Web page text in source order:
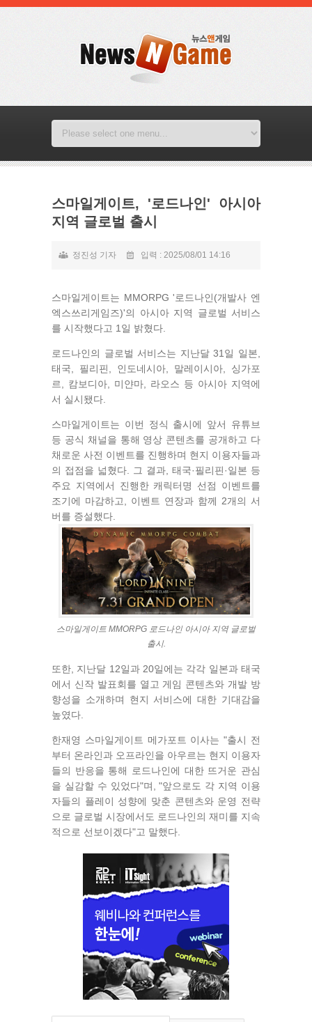
스마일게이트, '로드나인' 아시아
지역 글로벌 출시
정진성 기자 입력 : 2025/08/01 14:16
스마일게이트는 MMORPG '로드나인(개발사 엔
엑스쓰리게임즈)'의 아시아 지역 글로벌 서비스
를 시작했다고 1일 밝혔다.
로드나인의 글로벌 서비스는 지난달 31일 일본,
태국, 필리핀, 인도네시아, 말레이시아, 싱가포
르, 캄보디아, 미얀마, 라오스 등 아시아 지역에
서 실시됐다.
스마일게이트는 이번 정식 출시에 앞서 유튜브
등 공식 채널을 통해 영상 콘텐츠를 공개하고 다
채로운 사전 이벤트를 진행하며 현지 이용자들과
의 접점을 넓혔다. 그 결과, 태국·필리핀·일본 등
주요 지역에서 진행한 캐릭터명 선점 이벤트를
조기에 마감하고, 이벤트 연장과 함께 2개의 서
버를 증설했다.
스마일게이트 MMORPG 로드나인 아시아 지역 글로벌
출시.
또한, 지난달 12일과 20일에는 각각 일본과 태국
에서 신작 발표회를 열고 게임 콘텐츠와 개발 방
향성을 소개하며 현지 서비스에 대한 기대감을
높였다.
한재영 스마일게이트 메가포트 이사는 "출시 전
부터 온라인과 오프라인을 아우르는 현지 이용자
들의 반응을 통해 로드나인에 대한 뜨거운 관심
을 실감할 수 있었다"며, "앞으로도 각 지역 이용
자들의 플레이 성향에 맞춘 콘텐츠와 운영 전략
으로 글로벌 시장에서도 로드나인의 재미를 지속
적으로 선보이겠다"고 말했다.